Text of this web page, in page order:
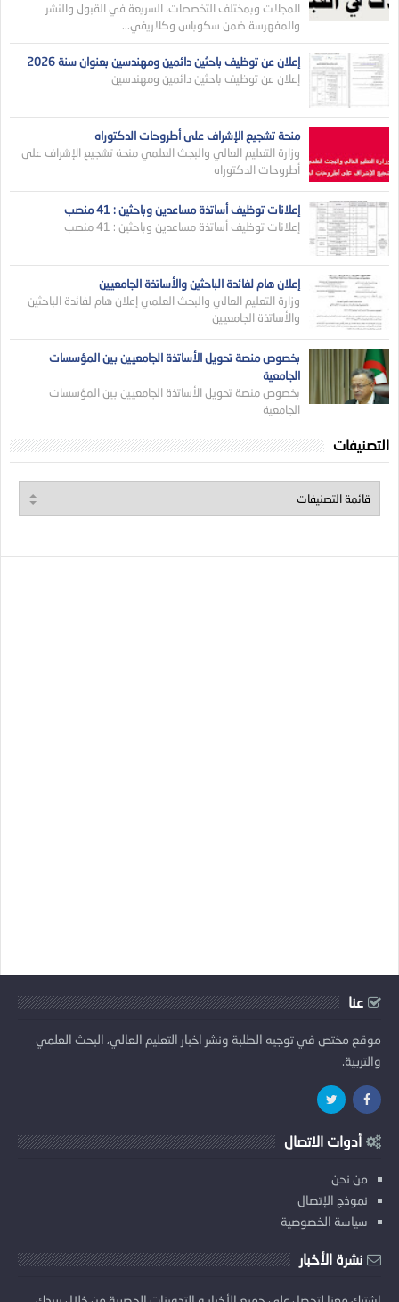
المجلات وبمختلف التخصصات، السريعة في القبول والنشر
والمفهرسة ضمن سكوباس وكلاريفي...
إعلان عن توظيف باحثين دائمين ومهندسين بعنوان سنة 2026
إعلان عن توظيف باحثين دائمين ومهندسين
منحة تشجيع الإشراف على أطروحات الدكتوراه
وزارة التعليم العالي والبجث العلمي منحة تشجيع الإشراف على
أطروحات الدكتوراه
إعلانات توظيف أساتذة مساعدين وباحثين : 41 منصب
إعلانات توظيف أساتذة مساعدين وباحثين : 41 منصب
إعلان هام لفائدة الباحثين والأساتذة الجامعيين
وزارة التعليم العالي والبحث العلمي إعلان هام لفائدة الباحثين
والأساتذة الجامعيين
بخصوص منصة تحويل الأساتذة الجامعيين بين المؤسسات
الجامعية
بخصوص منصة تحويل الأساتذة الجامعيين بين المؤسسات
الجامعية
التصنيفات
عنا
موقع مختص في توجيه الطلبة ونشر اخبار التعليم العالي، البحث العلمي
والتربية.
أدوات الاتصال
من نحن
نموذج الإتصال
سياسة الخصوصية
نشرة الأخبار